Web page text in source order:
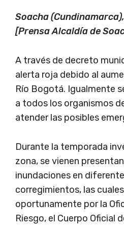
Soacha
[Prensa Alcaldía de
A través de decreto
alerta roja debido al
Río Bogotá. Igualmente
a todos los organismos
atender las posibles
Durante la temporada
zona, se vienen
inundaciones en
corregimientos, las
oportunamente por la
Riesgo, el Cuerpo Oficial